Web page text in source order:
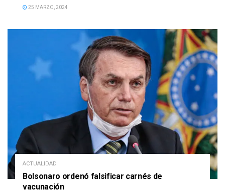
25 MARZO, 2024
ACTUALIDAD
Bolsonaro ordenó falsificar carnés de
vacunación